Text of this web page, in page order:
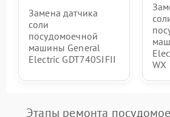
Замена датчика
соли
посудомоечной
машины General
Electric GDT740SIFII
WX
Этапы ремонта